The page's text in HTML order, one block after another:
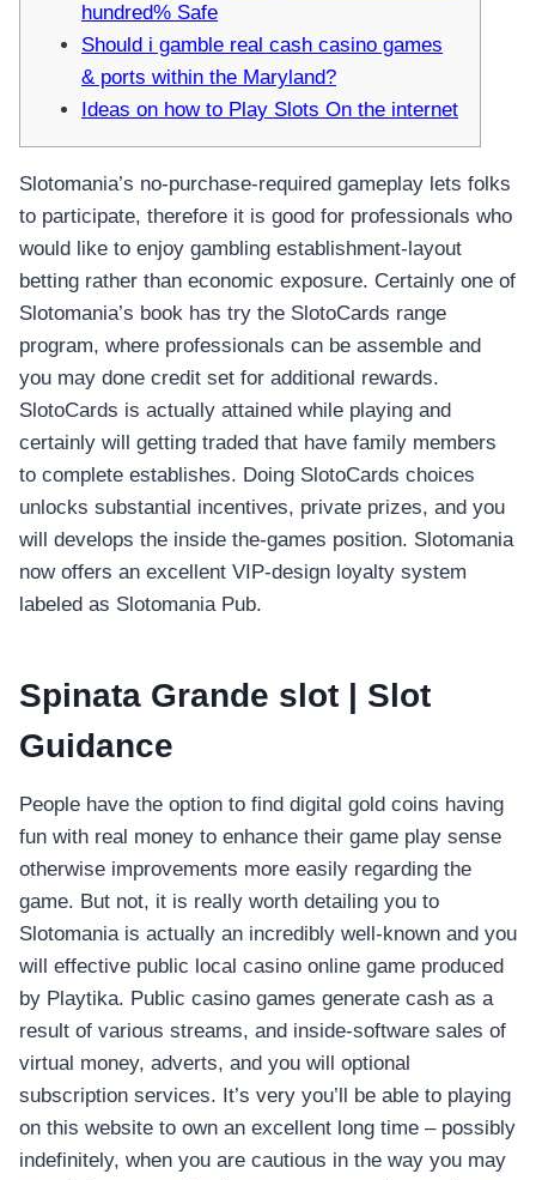
hundred% Safe
Should i gamble real cash casino games
& ports within the Maryland?
Ideas on how to Play Slots On the internet
Slotomania’s no-purchase-required gameplay lets folks
to participate, therefore it is good for professionals who
would like to enjoy gambling establishment-layout
betting rather than economic exposure. Certainly one of
Slotomania’s book has try the SlotoCards range
program, where professionals can be assemble and
you may done credit set for additional rewards.
SlotoCards is actually attained while playing and
certainly will getting traded that have family members
to complete establishes. Doing SlotoCards choices
unlocks substantial incentives, private prizes, and you
will develops the inside the-games position. Slotomania
now offers an excellent VIP-design loyalty system
labeled as Slotomania Pub.
Spinata Grande slot | Slot
Guidance
People have the option to find digital gold coins having
fun with real money to enhance their game play sense
otherwise improvements more easily regarding the
game. But not, it is really worth detailing you to
Slotomania is actually an incredibly well-known and you
will effective public local casino online game produced
by Playtika. Public casino games generate cash as a
result of various streams, and inside-software sales of
virtual money, adverts, and you will optional
subscription services. It’s very you’ll be able to playing
on this website to own an excellent long time – possibly
indefinitely, when you are cautious in the way you may